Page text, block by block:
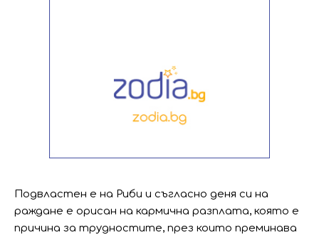
Подвластен е на Риби и съгласно деня си на
раждане е орисан на кармична разплата, която е
причина за трудностите, през които преминава